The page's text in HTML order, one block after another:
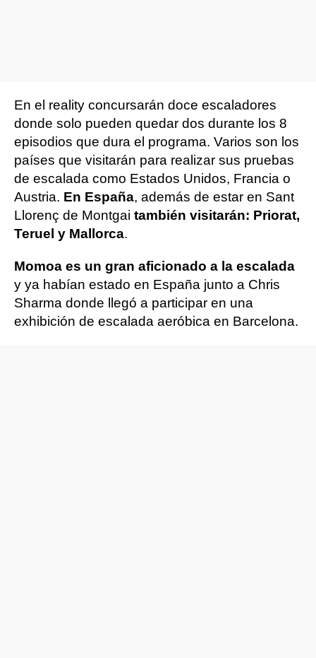
En el reality concursarán doce escaladores
donde solo pueden quedar dos durante los 8
episodios que dura el programa. Varios son los
países que visitarán para realizar sus pruebas
de escalada como Estados Unidos, Francia o
Austria. En España, además de estar en Sant
Llorenç de Montgai también visitarán: Priorat,
Teruel y Mallorca.
Momoa es un gran aficionado a la escalada
y ya habían estado en España junto a Chris
Sharma donde llegó a participar en una
exhibición de escalada aeróbica en Barcelona.